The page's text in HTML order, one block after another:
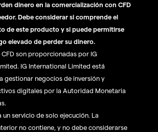
dinero en la comercialización con CFD
Debe considerar si comprende el
de este producto y si puede permitirse
elevado de perder su dinero.
CFD son proporcionadas por IG
IG International Limited está
gestionar negocios de inversión y
digitales por la Autoridad Monetaria
servicio de solo ejecución. La
no contiene, y no debe considerarse